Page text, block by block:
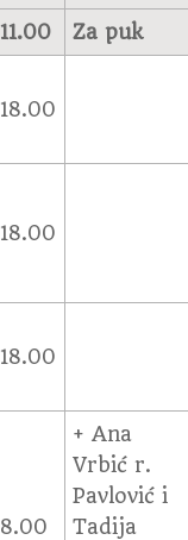
11.00
Za puk
18.00
18.00
18.00
8.00
+ Ana
Vrbić r.
Pavlović i
Tadija